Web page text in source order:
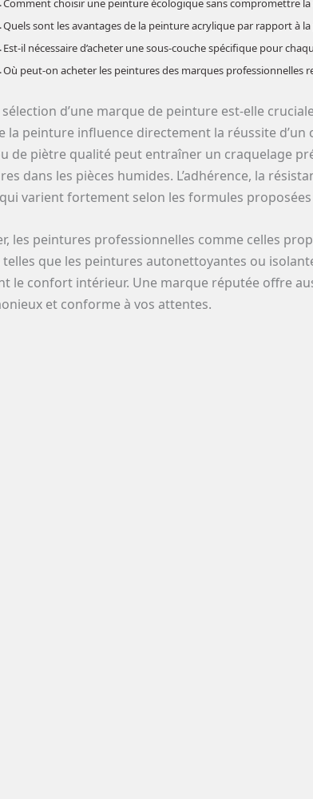
Comment choisir une peinture écologique sans compromettre la
Quels sont les avantages de la peinture acrylique par rapport à la
Est-il nécessaire d’acheter une sous-couche spécifique pour
Où peut-on acheter les peintures des marques professionnelles
d’une marque de peinture est-elle
la peinture influence directement la réussite
de piètre qualité peut entraîner un craquelage
dans les pièces humides. L’adhérence, la
varient fortement selon les formules
les peintures professionnelles comme celles
que les peintures autonettoyantes ou
le confort intérieur. Une marque réputée offre
et conforme à vos attentes.